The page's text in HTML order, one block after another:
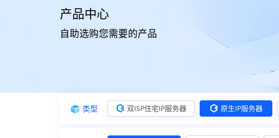
产品中心
自助选购您需要的产品
类型 双ISP住宅IP服务器 原生IP服务器